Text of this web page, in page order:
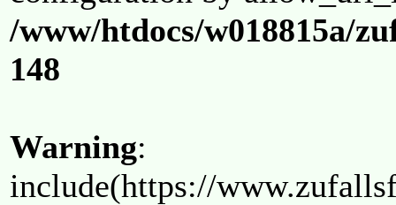
/www/htdocs/w018815a/
148
Warning:
include(https://